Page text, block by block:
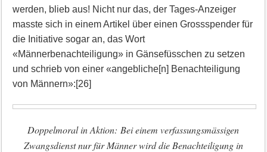
werden, blieb aus! Nicht nur das, der Tages-Anzeiger
masste sich in einem Artikel über einen Grossspender für
die Initiative sogar an, das Wort
«Männerbenachteiligung» in Gänsefüsschen zu setzen
und schrieb von einer «angebliche[n] Benachteiligung
von Männern»:[26]
Doppelmoral in Aktion: Bei einem verfassungsmässigen
Zwangsdienst nur für Männer wird die Benachteiligung in